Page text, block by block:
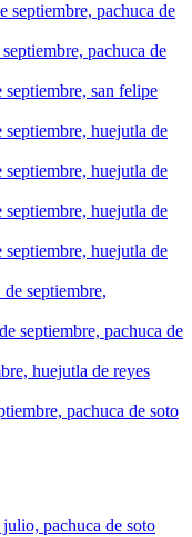
septiembre, pachuca de
pachuca de
san felipe
huejutla de
septiembre, huejutla de
septiembre, huejutla de
septiembre, huejutla de
septiembre,
septiembre, pachuca de
huejutla de reyes
pachuca de soto
pachuca de soto